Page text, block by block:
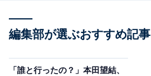
編集部が選ぶおすすめ記事
「誰と行ったの？」本田望結、